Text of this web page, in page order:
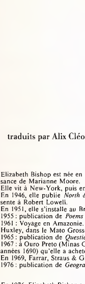
traduits par Alix
Elizabeth  Bishop est née
sance de  Marianne  Moore.
Elle vit à  New-York, puis
En  1946,  elle  publie North
sente à  Robert  Lowell.
En  1951, elle s’installe au
1955 :  publication de
1961 : Voyage en
Huxley, dans  le  Mato
1965 :  publication  de
1967 : à Ouro Preto
années  1690) qu’elle a
En  1969,  Farrar, Straus
1976 : publication de